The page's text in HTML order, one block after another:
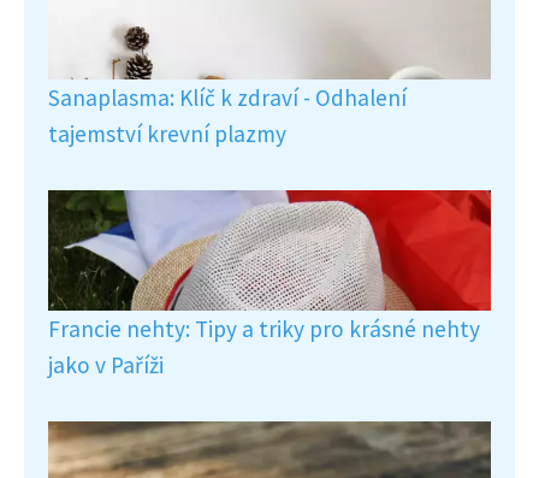
Sanaplasma: Klíč k zdraví - Odhalení
tajemství krevní plazmy
Francie nehty: Tipy a triky pro krásné nehty
jako v Paříži